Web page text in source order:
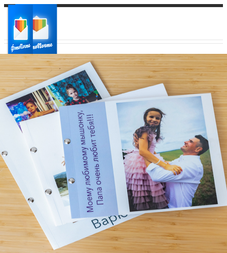
Ваш город:
Ваш регион доставки
Выберите из списка: